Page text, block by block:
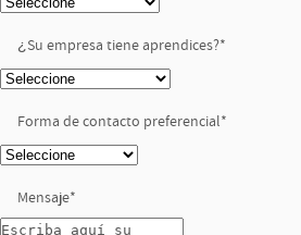
¿Su empresa tiene aprendices?*
Forma de contacto preferencial*
Mensaje*